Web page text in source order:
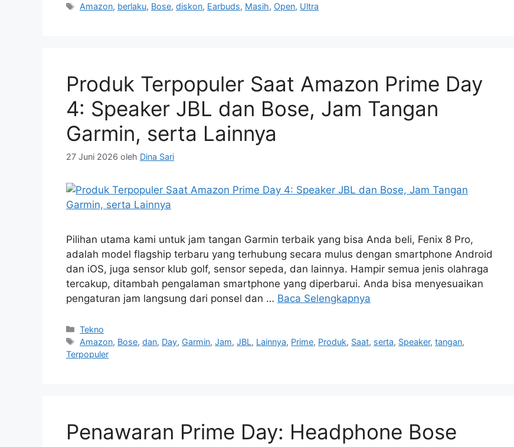
Tag
Amazon, berlaku, Bose,diskon, Earbuds, Masih, Open, Ultra
Produk Terpopuler Saat Amazon Prime Day
4: Speaker JBL dan Bose, Jam Tangan
Garmin, serta Lainnya
27 Juni 2026 oleh Dina Sari
Pilihan utama kami untuk jam tangan Garmin terbaik yang bisa Anda beli, Fenix 8 Pro,
adalah model flagship terbaru yang terhubung secara mulus dengan smartphone Android
dan iOS, juga sensor klub golf, sensor sepeda, dan lainnya. Hampir semua jenis olahraga
tercakup, ditambah pengalaman smartphone yang diperbarui. Anda bisa menyesuaikan
pengaturan jam langsung dari ponsel dan … Baca Selengkapnya
Kategori
Tekno
Tag
Amazon, Bose,dan, Day, Garmin,Jam,JBL, Lainnya, Prime, Produk, Saat, serta, Speaker,tangan,
Terpopuler
Penawaran Prime Day: Headphone Bose